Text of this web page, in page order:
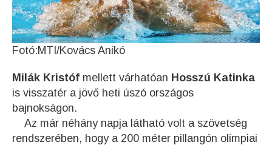
Fotó:MTI/Kovács Anikó
Milák Kristóf mellett várhatóan Hosszú Katinka
is visszatér a jövő heti úszó országos
bajnokságon.
Az már néhány napja látható volt a szövetség
rendszerében, hogy a 200 méter pillangón olimpiai